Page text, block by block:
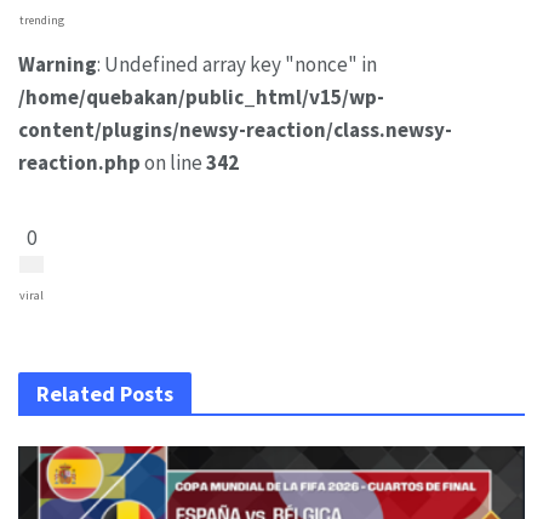
trending
Warning: Undefined array key "nonce" in
/home/quebakan/public_html/v15/wp-
content/plugins/newsy-reaction/class.newsy-
reaction.phpon line342
0
viral
Related Posts